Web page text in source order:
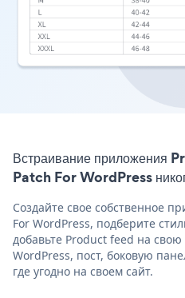
Встраивание приложения
Patch For WordPress
Создайте свое собственное
For WordPress, подберите
добавьте Product feed на
WordPress, пост, боковую
где угодно на своем сайт.